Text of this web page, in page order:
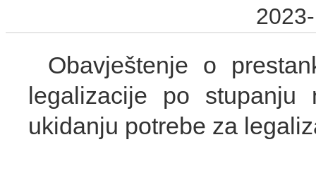
Obavještenje o
legalizacije po
ukidanju potrebe za